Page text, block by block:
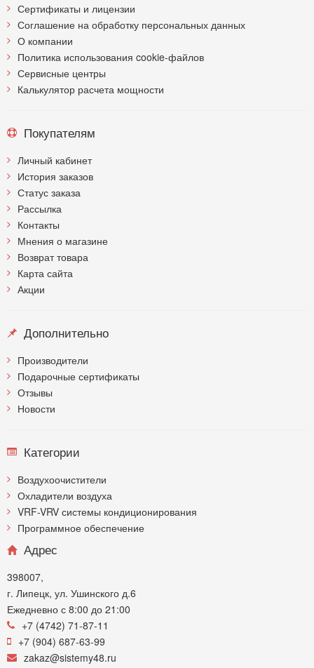
Сертификаты и лицензии
Соглашение на обработку персональных данных
О компании
Политика использования cookie-файлов
Сервисные центры
Калькулятор расчета мощности
Покупателям
Личный кабинет
История заказов
Статус заказа
Рассылка
Контакты
Мнения о магазине
Возврат товара
Карта сайта
Акции
Дополнительно
Производители
Подарочные сертификаты
Отзывы
Новости
Категории
Воздухоочистители
Охладители воздуха
VRF-VRV системы кондиционирования
Программное обеспечение
Адрес
398007,
г. Липецк, ул. Ушинского д.6
Ежедневно с 8:00 до 21:00
+7 (4742) 71-87-11
+7 (904) 687-63-99
zakaz@sistemy48.ru